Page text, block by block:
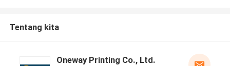
Tentang kita
Oneway Printing Co., Ltd.